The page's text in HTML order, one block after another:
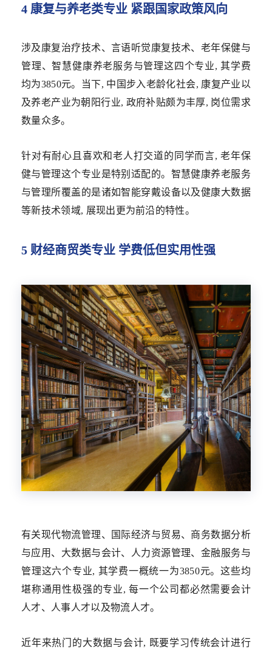
4 康复与养老类专业 紧跟国家政策风向
涉及康复治疗技术、言语听觉康复技术、老年保健与
管理、智慧健康养老服务与管理这四个专业, 其学费
均为3850元。当下, 中国步入老龄化社会, 康复产业以
及养老产业为朝阳行业, 政府补贴颇为丰厚, 岗位需求
数量众多。
针对有耐心且喜欢和老人打交道的同学而言, 老年保
健与管理这个专业是特别适配的。智慧健康养老服务
与管理所覆盖的是诸如智能穿戴设备以及健康大数据
等新技术领域, 展现出更为前沿的特性。
5 财经商贸类专业 学费低但实用性强
有关现代物流管理、国际经济与贸易、商务数据分析
与应用、大数据与会计、人力资源管理、金融服务与
管理这六个专业, 其学费一概统一为3850元。这些均
堪称通用性极强的专业, 每一个公司都必然需要会计
人才、人事人才以及物流人才。
近年来热门的大数据与会计, 既要学习传统会计进行